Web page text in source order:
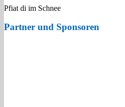
Pfiat di im Schnee
Partner und Sponsoren